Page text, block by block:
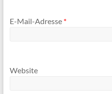
E-Mail-Adresse *
Website